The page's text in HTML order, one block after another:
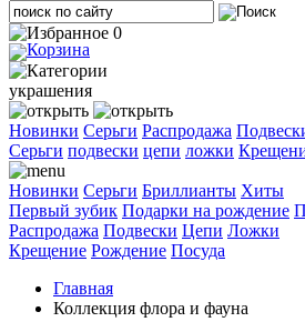
0
украшения
Новинки Серьги Распродажа
Cерьги подвески цепи ложки
Новинки Серьги Бриллианты Хиты
Первый зубик Подарки на рождение
Распродажа Подвески Цепи Ложки
Крещение Рождение Посуда
Главная
Коллекция флора и фауна